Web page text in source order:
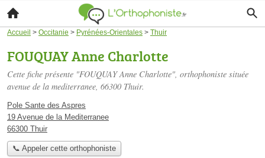
Accueil > Occitanie > Pyrénées-Orientales > Thuir
FOUQUAY Anne Charlotte
Cette fiche présente "FOUQUAY Anne Charlotte", orthophoniste située
avenue de la mediterranee, 66300 Thuir.
Pole Sante des Aspres
19 Avenue de la Mediterranee
66300 Thuir
📞 Appeler cette orthophoniste